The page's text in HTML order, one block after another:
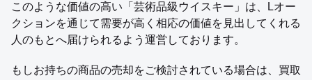
このような価値の高い「芸術品級ウイスキー」は、Lオー
クションを通じて需要が高く相応の価値を見出してくれる
人のもとへ届けられるよう運営しております。
もしお持ちの商品の売却をご検討されている場合は、買取